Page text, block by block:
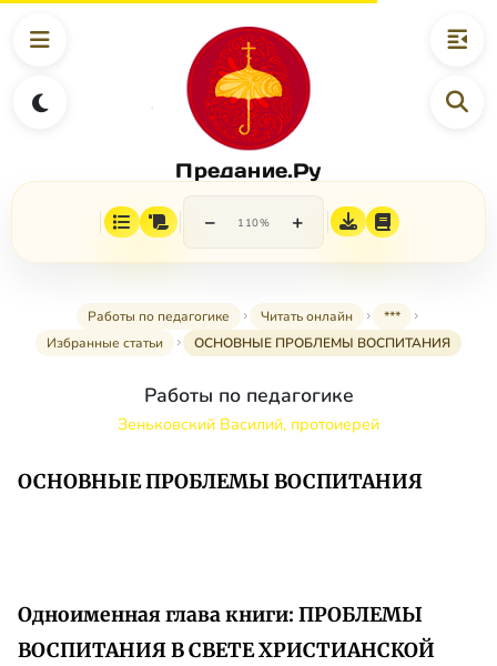
Предание.Ру
− 110% +
Работы по педагогике Читать онлайн
***
Избранные статьи
ОСНОВНЫЕ ПРОБЛЕМЫ ВОСПИТАНИЯ
Работы по педагогике
Зеньковский Василий, протоиерей
ОСНОВНЫЕ ПРОБЛЕМЫ ВОСПИТАНИЯ
Одноименная глава книги: ПРОБЛЕМЫ
ВОСПИТАНИЯ В СВЕТЕ ХРИСТИАНСКОЙ